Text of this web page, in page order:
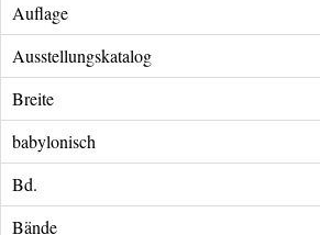
Auflage
Ausstellungskatalog
Breite
babylonisch
Bd.
Bände